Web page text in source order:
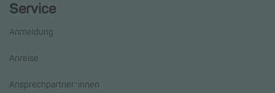
Service
Anmeldung
Anreise
Ansprechpartner*innen